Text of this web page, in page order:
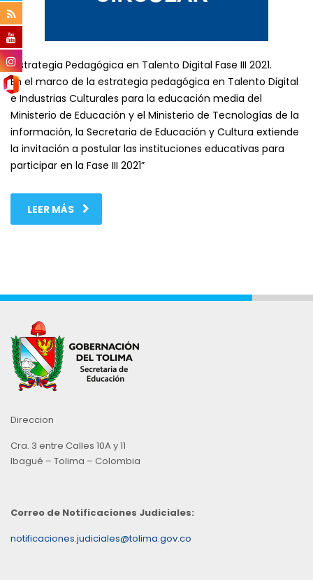
“Estrategia Pedagógica en Talento Digital Fase III 2021.
En el marco de la estrategia pedagógica en Talento Digital
e Industrias Culturales para la educación media del
Ministerio de Educación y el Ministerio de Tecnologías de la
información, la Secretaria de Educación y Cultura extiende
la invitación a postular las instituciones educativas para
participar en la Fase III 2021”
LEER MÁS
Direccion
Cra. 3 entre Calles 10A y 11
Ibagué – Tolima – Colombia
Correo de Notificaciones Judiciales:
notificaciones.judiciales@tolima.gov.co